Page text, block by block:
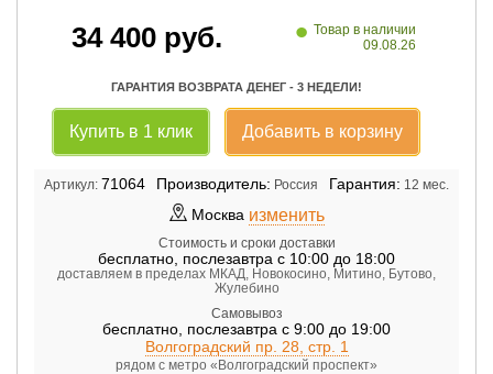
34 400руб. • Товар в наличии
09.08.26
ГАРАНТИЯ ВОЗВРАТА ДЕНЕГ - 3 НЕДЕЛИ!
Купить в 1 клик Добавить в корзину
Артикул: 71064 Производитель: Россия Гарантия: 12 мес.
Москва изменить
Стоимость и сроки доставки
бесплатно послезавтра с 10:00 до 18:00
доставляем в пределах МКАД, Новокосино, Митино, Бутово,
Жулебино
Самовывоз
бесплатно послезавтра с 9:00 до 19:00
Волгоградский пр. 28, стр. 1
рядом с метро «Волгоградский проспект»